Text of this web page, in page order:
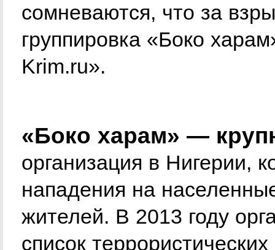
сомневаются, что за
группировка «Боко
Krim.ru».
«Боко харам» —
организация в Нигерии,
нападения на
жителей. В 2013 году
список